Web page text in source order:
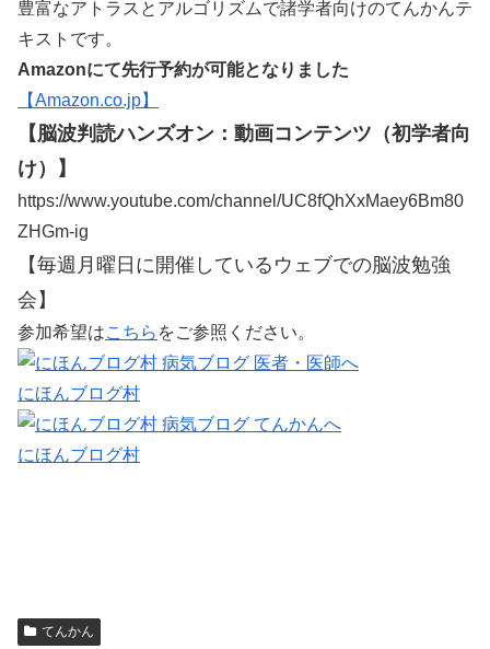
豊富なアトラスとアルゴリズムで諸学者向けのてんかんテ
キストです。
Amazonにて先行予約が可能となりました
【Amazon.co.jp】
【脳波判読ハンズオン：動画コンテンツ（初学者向
け）】
https://www.youtube.com/channel/UC8fQhXxMaey6Bm80
ZHGm-ig
【毎週月曜日に開催しているウェブでの脳波勉強
会】
参加希望はこちら をご参照ください。
にほんブログ村
にほんブログ村
てんかん